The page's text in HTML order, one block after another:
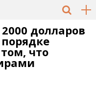
долларов
что